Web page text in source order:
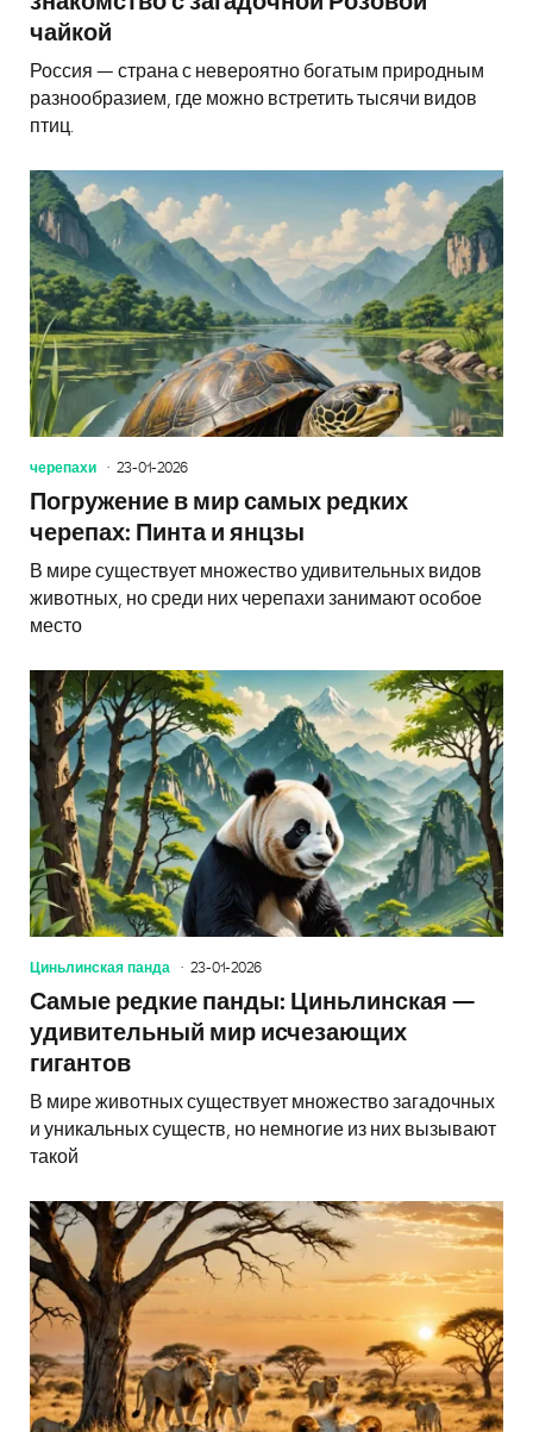
чайкой
Россия — страна с невероятно богатым природным
разнообразием, где можно встретить тысячи видов
птиц.
черепахи 23-01-2026
Погружение в мир самых редких
черепах: Пинта и янцзы
В мире существует множество удивительных видов
животных, но среди них черепахи занимают особое
место
Циньлинская панда 23-01-2026
Самые редкие панды: Циньлинская —
удивительный мир исчезающих
гигантов
В мире животных существует множество загадочных
и уникальных существ, но немногие из них вызывают
такой